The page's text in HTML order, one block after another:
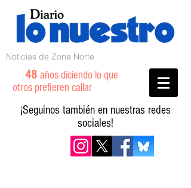
Noticias de Zona Norte
48 años diciendo lo que
otros prefieren callar
¡Seguinos también en nuestras redes
sociales!